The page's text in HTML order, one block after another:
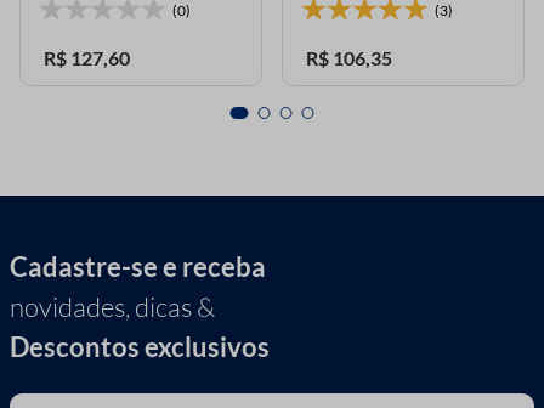
(0)
R$ 127,60
(3)
R$ 106,35
Cadastre-se e receba
novidades, dicas &
Descontos exclusivos